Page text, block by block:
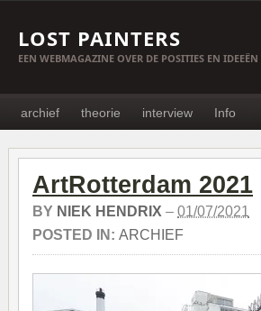
LOST PAINTERS
EEN WEBMAGAZINE OVER DE POSITIES EN
archief theorie interview Info
ArtRotterdam 2021
BY NIEK HENDRIX – 01/07/2021
POSTED IN: ARCHIEF